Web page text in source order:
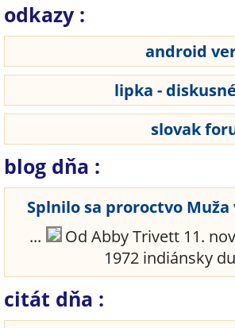
odkazy :
android
lipka -
slovak
blog dňa :
Splnilo sa proroctvo
...
Od Abby Trivett 11.
1972 indiánsky
citát dňa :